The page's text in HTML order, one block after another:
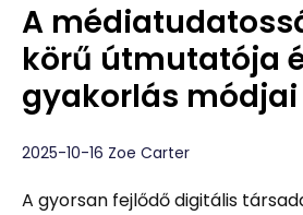
A
körű útmutatója
gyakorlás módjai
2025-10-16 Zoe Carter
A gyorsan fejlődő digitális